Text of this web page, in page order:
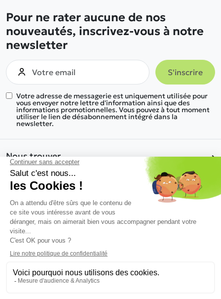
Pour ne rater aucune de nos
nouveautés, inscrivez-vous à notre
newsletter
Votre adresse de messagerie est uniquement utilisée pour
vous envoyer notre lettre d'information ainsi que des
informations promotionnelles. Vous pouvez à tout moment
utiliser le lien de désabonnement intégré dans la
newsletter.
Nous trouver
Nos gammes de produits
Une réponse à tous vos besoins
Nous découvrir
© 2026 Kosymob - Tous droits réservés
Conçu par Business Aptitude